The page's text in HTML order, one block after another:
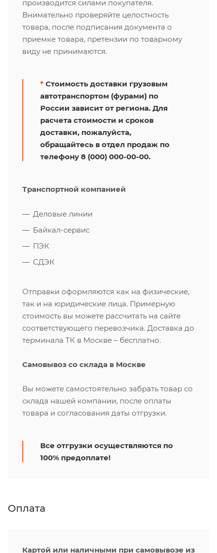
производится силами покупателя.
Внимательно проверяйте целостность
товара, после подписания документа о
приемке товара, претензии по товарному
виду не принимаются.
* Стоимость доставки грузовым
автотранспортом (фурами) по
России зависит от региона. Для
расчета стоимости и сроков
доставки, пожалуйста,
обращайтесь в отдел продаж по
телефону 8 (000) 000-00-00.
Транспортной компанией
Деловые линии
Байкал-сервис
ПЭК
СДЭК
Отправки оформляются как на физические,
так и на юридические лица. Примерную
стоимость вы можете рассчитать на сайте
соответствующего перевозчика. Доставка до
терминала ТК в Москве – бесплатно.
Самовывоз со склада в Москве
Вы можете самостоятельно забрать товар со
склада нашей компании, после оплаты
товара и согласования даты отгрузки.
Все отгрузки осуществляются по
100% предоплате!
Оплата
Картой или наличными при самовывозе из